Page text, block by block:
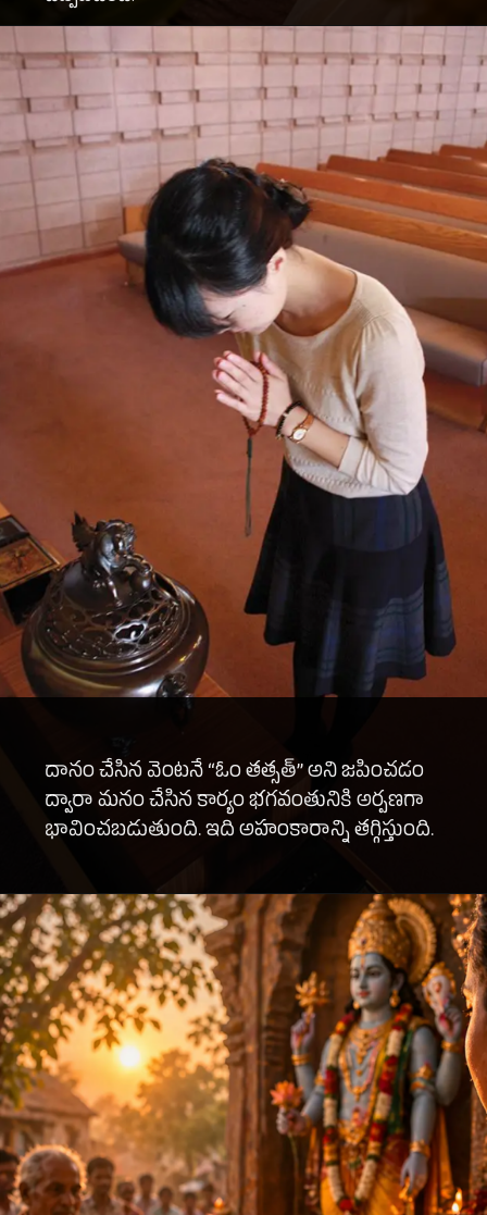
దానం చేసిన వెంటనే “ఓం తత్సత్” అని జపించడం
ద్వారా మనం చేసిన కార్యం భగవంతునికి అర్పణగా
భావించబడుతుంది. ఇది అహంకారాన్ని తగ్గిస్తుంది.